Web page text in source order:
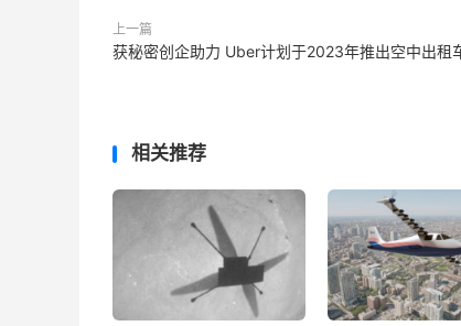
上一篇
获秘密创企助力 Uber计划于2023年推出空中出租
相关推荐